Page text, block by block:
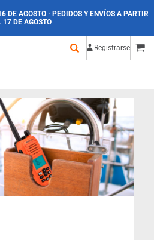
DE AGOSTO · PEDIDOS Y ENVÍOS A PARTIR
17 DE AGOSTO
Registrarse